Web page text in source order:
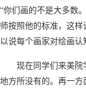
“你们画的不是大多数
师按照他的标准，这
以说每个画家对绘画认
现在同学们来美
地方所没有的。再一